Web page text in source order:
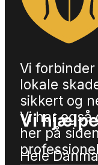
Vi
lokale
sikkert og
Vi har også
her på
Vi
Hele